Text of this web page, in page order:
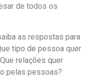
de todos os
as respostas para
tipo de pessoa quer
relações quer
pelas pessoas?